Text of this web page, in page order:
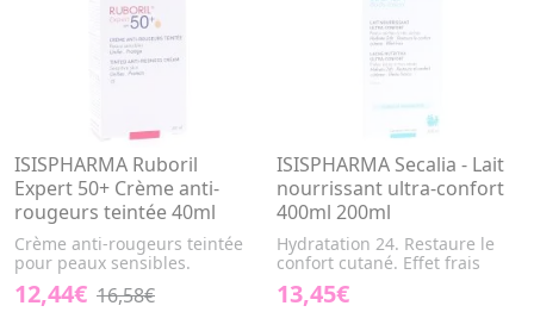
ISISPHARMA Ruboril
Expert 50+ Crème anti-
rougeurs teintée 40ml
Crème anti-rougeurs teintée
pour peaux sensibles.
12,44€ 16,58€
ISISPHARMA Secalia - Lait
nourrissant ultra-confort
400ml 200ml
Hydratation 24. Restaure le
confort cutané. Effet frais
13,45€